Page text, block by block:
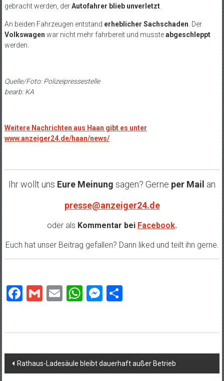
gebracht werden, derAutofahrer blieb unverletzt.
An beiden Fahrzeugen entstand erheblicher Sachschaden . Der
Volkswagen war nicht mehr fahrbereit und mussteabgeschleppt
werden.
Quelle/Foto: Polizeipressestelle
bearb: KA
Weitere Nachrichten aus Haan gibt es unter
www.anzeiger24.de/haan/news/
Ihr wollt uns Eure Meinung sagen? Gerne per Mail an
presse@anzeiger24.de
oder als Kommentar bei Facebook.
Euch hat unser Beitrag gefallen? Dann liked und teilt ihn gerne.
Facebook
Gmail
EmailWhatsApp
Messenger
Teilen
Beitragsnavigation
Rathaus-Ladesäule bleibt dauerhaft außer Betrieb